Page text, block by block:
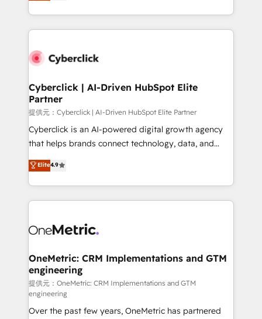
we blend strategy, creativity, and technology to help
to its fullest capacity, improve your current HubSpot
website, or build your new one.
Cyberclick | AI-Driven HubSpot Elite
Partner
提供元：Cyberclick | AI-Driven HubSpot Elite Partner
Cyberclick is an AI-powered digital growth agency
that helps brands connect technology, data, and
creativity to achieve measurable results. Founded in
Barcelona and operating across Spain, LATAM, and
the UK, we support global companies in building
smarter marketing, sales, and customer success
Iberia (Spain & Portugal), we combine human insight
growth. Our multidisciplinary team designs solutions
that simplify complexity, boost performance, and
turn innovation into real impact. 🌍 Highlights •
HubSpot Partner since 2012 • 2022 EMEA Impact
Award: Best Integration • 150+ successful HubSpot
Elite4.9
OneMetric: CRM Implementations and GTM
engineering
提供元：OneMetric: CRM Implementations and GTM
engineering
Over the past few years, OneMetric has partnered